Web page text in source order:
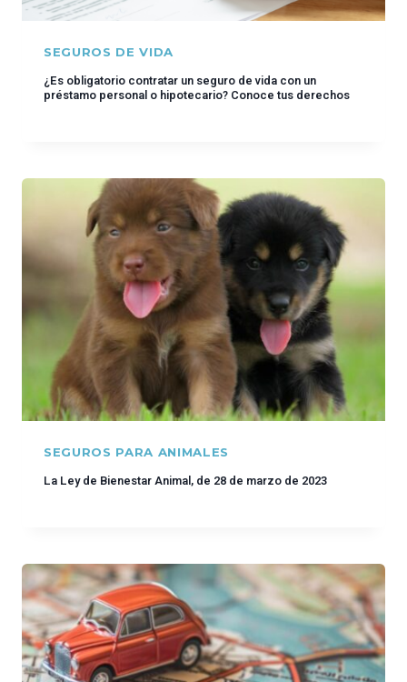
SEGUROS DE VIDA
¿Es obligatorio contratar un seguro de vida con un
préstamo personal o hipotecario? Conoce tus derechos
SEGUROS PARA ANIMALES
La Ley de Bienestar Animal, de 28 de marzo de 2023